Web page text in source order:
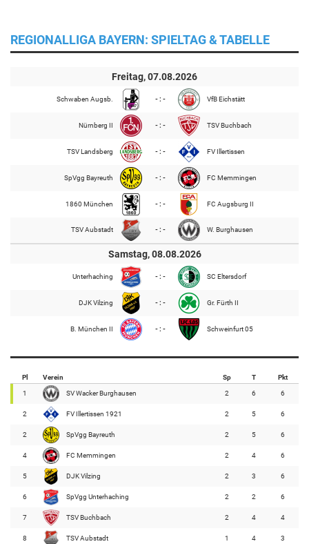
REGIONALLIGA BAYERN: SPIELTAG & TABELLE
Freitag, 07.08.2026
Schwaben Augsb. - : - VfB Eichstätt
Nürnberg II - : - TSV Buchbach
TSV Landsberg - : - FV Illertissen
SpVgg Bayreuth - : - FC Memmingen
1860 München - : - FC Augsburg II
TSV Aubstadt - : - W. Burghausen
Samstag, 08.08.2026
Unterhaching - : - SC Eltersdorf
DJK Vilzing - : - Gr. Fürth II
B. München II - : - Schweinfurt 05
Pl Verein Sp T Pkt
1 SV Wacker Burghausen 2 6 6
2 FV Illertissen 1921 2 5 6
2 SpVgg Bayreuth 2 5 6
4 FC Memmingen 2 4 6
5 DJK Vilzing 2 3 6
6 SpVgg Unterhaching 2 2 6
7 TSV Buchbach 2 4 4
8 TSV Aubstadt 1 4 3